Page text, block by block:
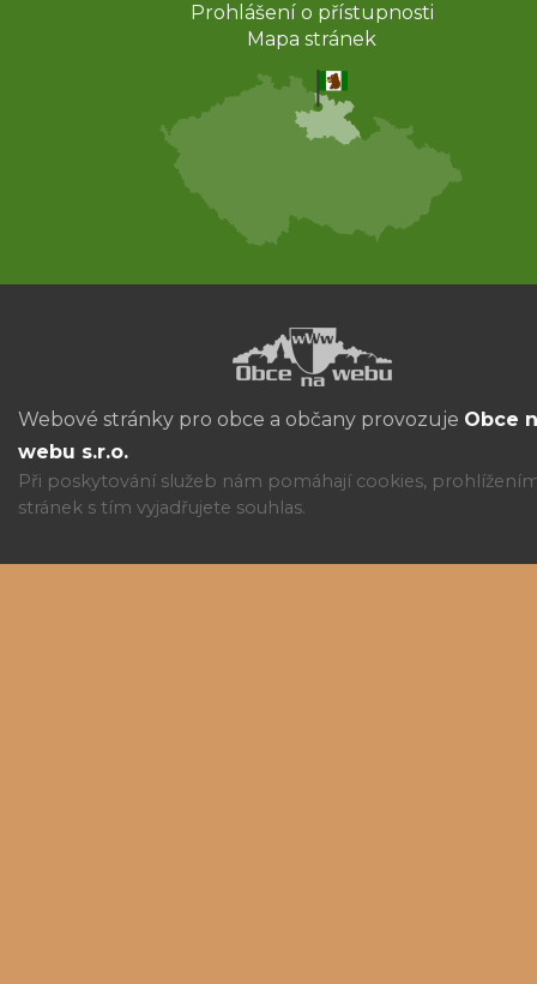
Prohlášení o přístupnosti
Mapa stránek
Webové stránky pro obce a občany provozuje Obce
webu s.r.o.
Při poskytování služeb nám pomáhají cookies,
stránek s tím vyjadřujete souhlas.